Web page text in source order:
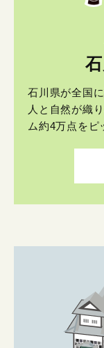
石川県が全国
人と自然が織
ム約4万点をピ